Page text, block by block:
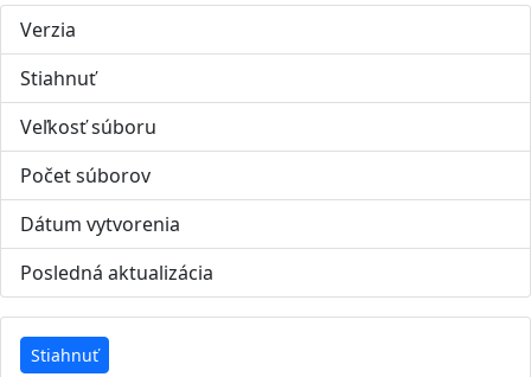
Verzia
Stiahnuť
Veľkosť súboru
Počet súborov
Dátum vytvorenia
Posledná aktualizácia
Stiahnuť